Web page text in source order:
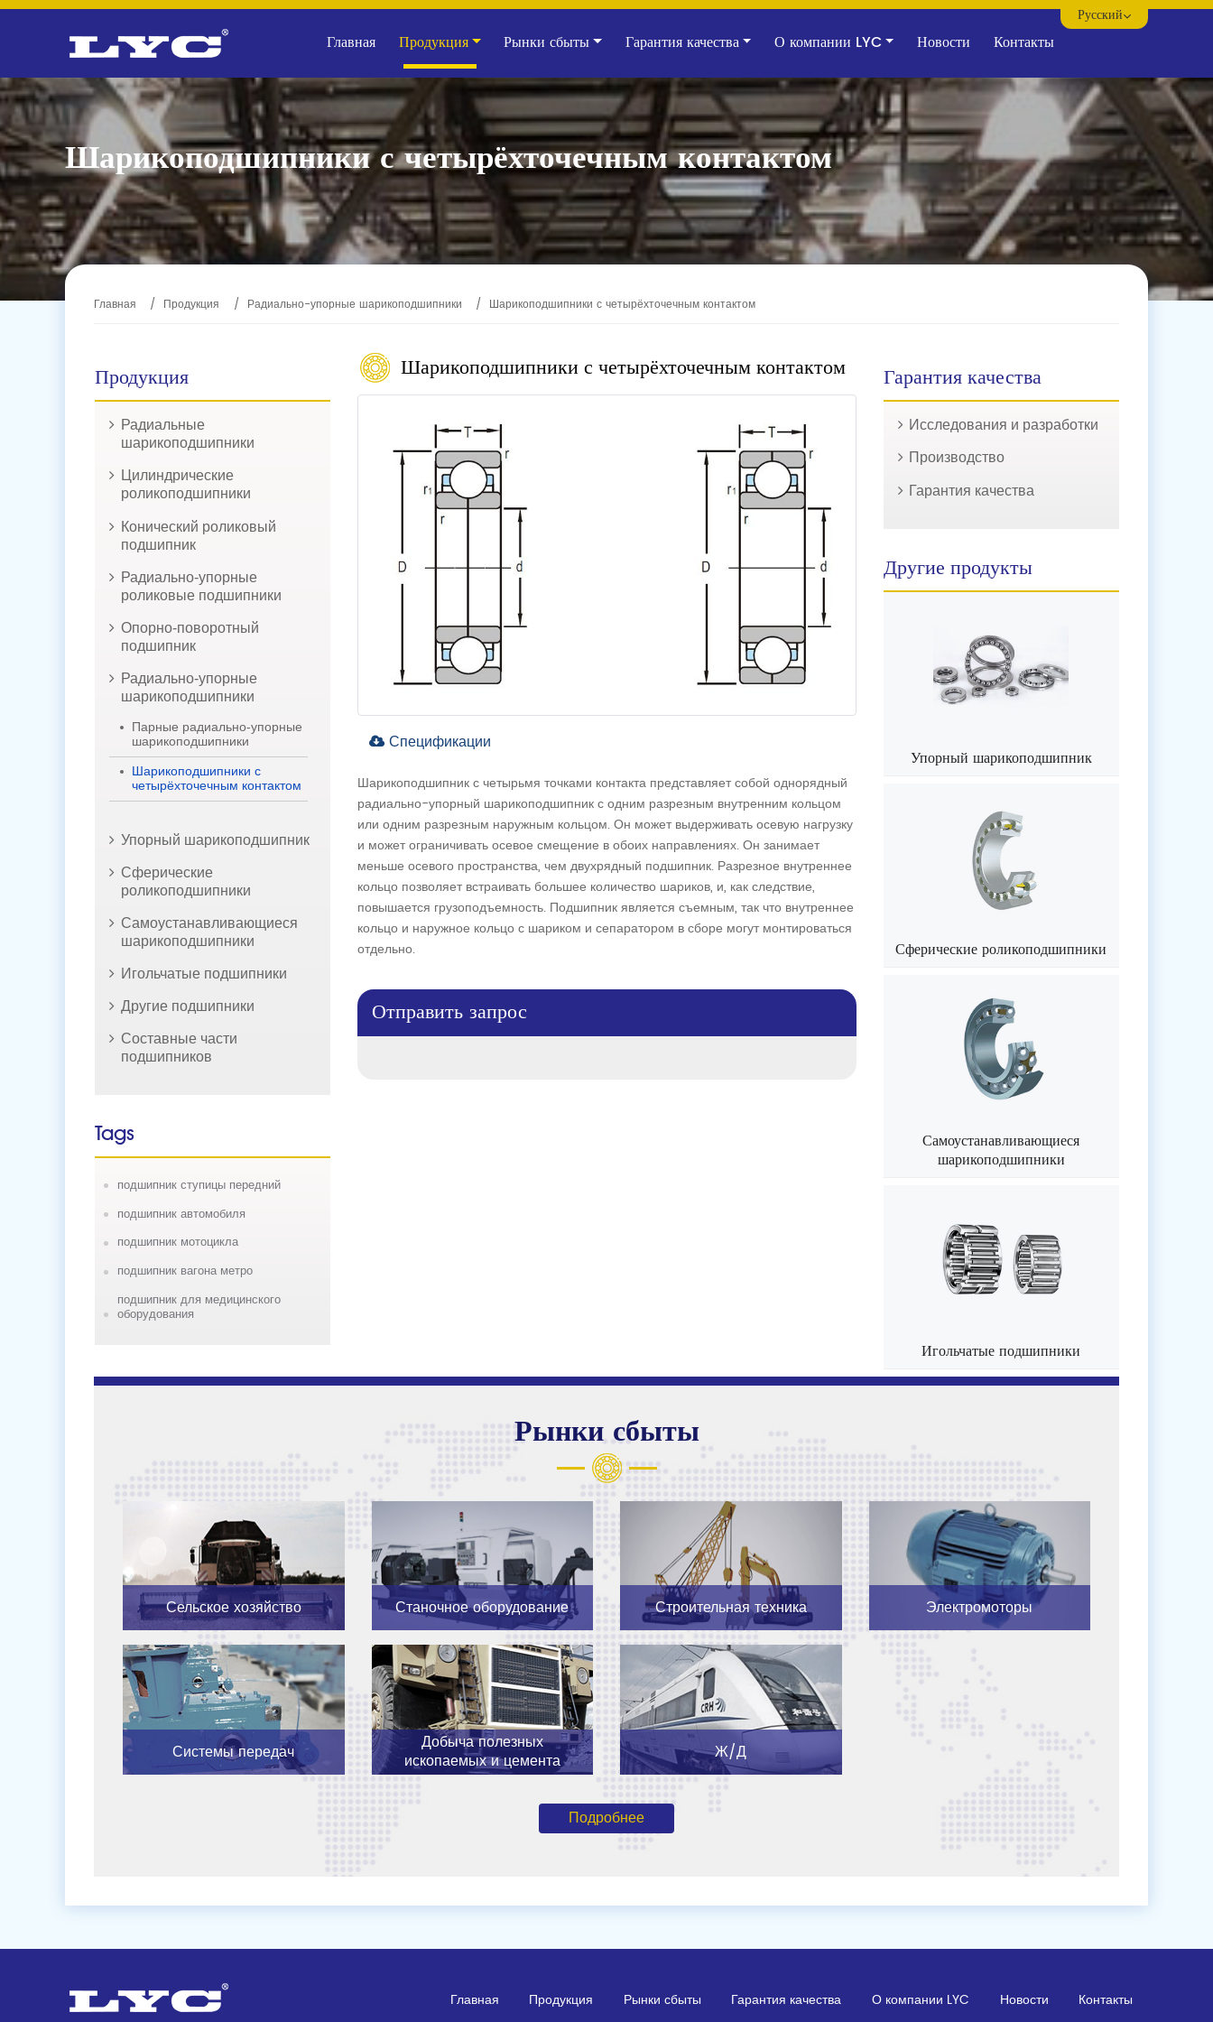
Русский
Главная Продукция Рынки сбыты Гарантия качества О компании LYC Новости Контакты
Шарикоподшипники с четырёхточечным контактом
Главная Продукция Радиально-упорные шарикоподшипники Шарикоподшипники с четырёхточечным контактом
Шарикоподшипники с четырёхточечным контактом
Спецификации
Шарикоподшипник с четырьмя точками контакта представляет собой однорядный
радиально-упорный шарикоподшипник с одним разрезным внутренним кольцом
или одним разрезным наружным кольцом. Он может выдерживать осевую нагрузку
и может ограничивать осевое смещение в обоих направлениях. Он занимает
меньше осевого пространства, чем двухрядный подшипник. Разрезное внутреннее
кольцо позволяет встраивать большее количество шариков, и, как следствие,
повышается грузоподъемность. Подшипник является съемным, так что внутреннее
кольцо и наружное кольцо с шариком и сепаратором в сборе могут монтироваться
отдельно.
Отправить запрос
Продукция
Радиальные
шарикоподшипники
Цилиндрические
роликоподшипники
Конический роликовый
подшипник
Радиально-упорные
роликовые подшипники
Опорно-поворотный
подшипник
Радиально-упорные
шарикоподшипники
Парные радиально-упорные
шарикоподшипники
Шарикоподшипники с
четырёхточечным контактом
Упорный шарикоподшипник
Сферические
роликоподшипники
Самоустанавливающиеся
шарикоподшипники
Игольчатые подшипники
Другие подшипники
Составные части
подшипников
Tags
подшипник ступицы передний
подшипник автомобиля
подшипник мотоцикла
подшипник вагона метро
подшипник для медицинского
оборудования
Гарантия качества
Исследования и разработки
Производство
Гарантия качества
Другие продукты
Упорный шарикоподшипник
Сферические роликоподшипники
Самоустанавливающиеся
шарикоподшипники
Игольчатые подшипники
Рынки сбыты
Сельское хозяйство Станочное оборудование Строительная техника Электромоторы
Системы передач
Добыча полезных
ископаемых и цемента
Ж/Д
Подробнее
Главная Продукция Рынки сбыты Гарантия качества О компании LYC Новости Контакты